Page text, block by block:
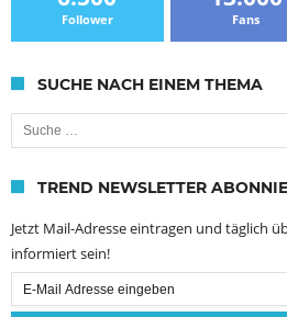
Follower Fans
SUCHE NACH EINEM THEMA
Suche nach:
TREND NEWSLETTER
Jetzt Mail-Adresse eintragen und täglich
informiert sein!
Email
Subscription